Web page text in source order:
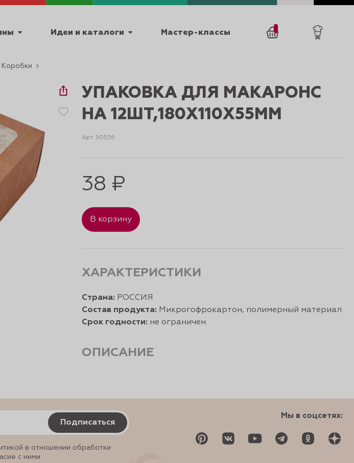
Идеи и каталоги Мастер-классы
Коробки
УПАКОВКА ДЛЯ МАКАРОНС
НА 12ШТ,180Х110Х55ММ
Арт. 50536
38 ₽
В корзину
ОПИСАНИЕ
ХАРАКТЕРИСТИКИ
Страна: РОССИЯ
Состав продукта: Микрогофрокартон, полимерный материал
Срок годности: не ограничен
Подписаться
в отношении обработки
с ними
Мы в соцсетях: